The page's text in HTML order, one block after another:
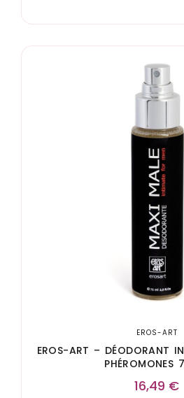
EROS-ART
EROS-ART – DÉODORANT
PHÉROMONES
16,49 €